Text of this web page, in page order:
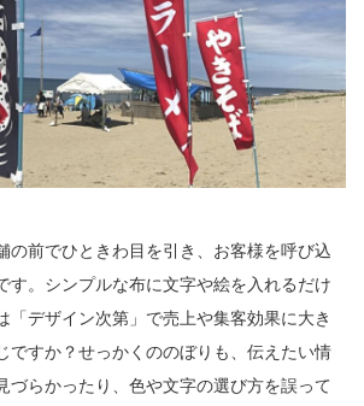
の前でひときわ目を引き、お客様を呼び込
す。シンプルな布に文字や絵を入れるだけ
「デザイン次第」で売上や集客効果に大き
ですか？せっかくののぼりも、伝えたい情
づらかったり、色や文字の選び方を誤って